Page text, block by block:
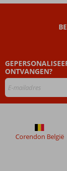
Acoya
dagelijks
ontbijt
t.w.v.
ruim €
ONTVANGEN?
Corendon België